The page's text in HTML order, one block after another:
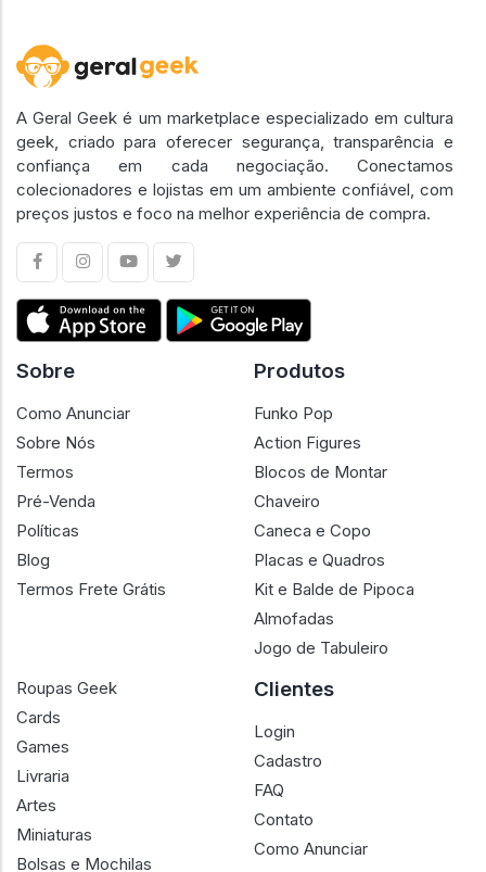
A Geral Geek é um marketplace especializado em cultura
geek, criado para oferecer segurança, transparência e
confiança em cada negociação. Conectamos
colecionadores e lojistas em um ambiente confiável, com
preços justos e foco na melhor experiência de compra.
Sobre
Como Anunciar
Sobre Nós
Termos
Pré-Venda
Políticas
Blog
Termos Frete Grátis
Produtos
Funko Pop
Action Figures
Blocos de Montar
Chaveiro
Caneca e Copo
Placas e Quadros
Kit e Balde de Pipoca
Almofadas
Jogo de Tabuleiro
Roupas Geek
Cards
Games
Livraria
Artes
Miniaturas
Bolsas e Mochilas
Clientes
Login
Cadastro
FAQ
Contato
Como Anunciar